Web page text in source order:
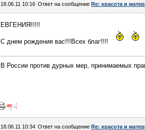
18.06.11 10:16 Ответ на сообщение Re: красота и
ЕВГЕНИЯ!!!!!
С днем рождения вас!!!Всех благ!!!!
В России против дурных мер, принимаемых
18.06.11 10:34 Ответ на сообщение Re: красота и